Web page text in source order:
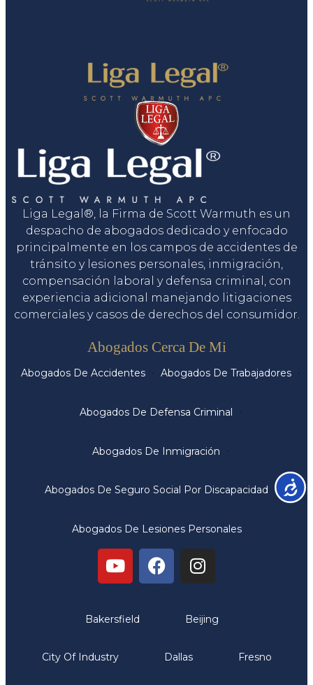
Liga Legal®, la Firma de Scott Warmuth es un
despacho de abogados dedicado y enfocado
principalmente en los campos de accidentes de
tránsito y lesiones personales, inmigración,
compensación laboral y defensa criminal, con
experiencia adicional manejando litigaciones
comerciales y casos de derechos del consumidor.
Abogados Cerca De Mi
Abogados De Accidentes Abogados De Trabajadores
Abogados De Defensa Criminal
Abogados De Inmigración
Abogados De Seguro Social Por Discapacidad
Abogados De Lesiones Personales
Bakersfield Beijing
City Of Industry Dallas Fresno